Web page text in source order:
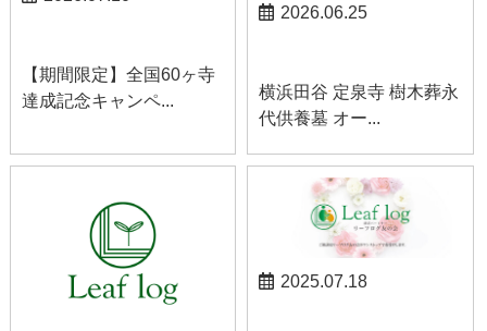
【期間限定】全国60ヶ寺
達成記念キャンペ...
2026.06.25
横浜田谷 定泉寺 樹木葬永
代供養墓 オー...
2025.07.18